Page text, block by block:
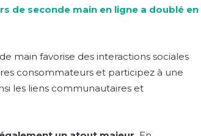
de seconde main en ligne a doublé en
main favorise des interactions sociales
consommateurs et participez à une
les liens communautaires et